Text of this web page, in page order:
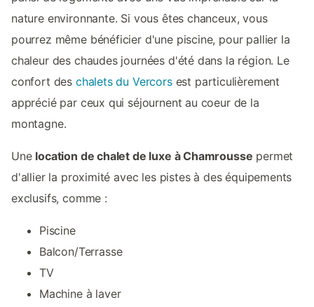
nature environnante. Si vous êtes chanceux, vous
pourrez même bénéficier d'une piscine, pour pallier la
chaleur des chaudes journées d'été dans la région. Le
confort des chalets du Vercorsest particulièrement
apprécié par ceux qui séjournent au coeur de la
montagne.
Une location de chalet de luxe à Chamrousse permet
d'allier la proximité avec les pistes à des équipements
exclusifs, comme :
Piscine
Balcon/Terrasse
TV
Machine à laver